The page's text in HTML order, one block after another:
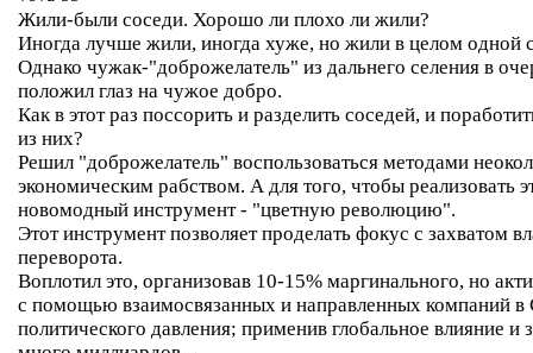
Жили-были соседи. Хорошо ли плохо ли жили?
Иногда лучше жили, иногда хуже, но жили в целом одной
Однако чужак-"доброжелатель" из дальнего селения в
положил глаз на чужое добро.
Как в этот раз поссорить и разделить соседей, и
из них?
Решил "доброжелатель" воспользоваться методами
экономическим рабством. А для того, чтобы реализовать
новомодный инструмент - "цветную революцию".
Этот инструмент позволяет проделать фокус с захватом
переворота.
Воплотил это, организовав 10-15% маргинального, но
с помощью взаимосвязанных и направленных компаний
политического давления; применив глобальное влияние и